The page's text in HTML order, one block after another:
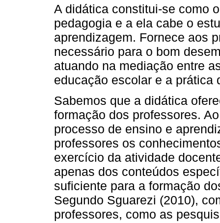
A didática constitui-se como
pedagogia e a ela cabe o
aprendizagem. Fornece aos
necessário para o bom
atuando na mediação entre
educação escolar e a prática
Sabemos que a didática
formação dos professores.
processo de ensino e
professores os
exercício da atividade
apenas dos conteúdos
suficiente para a formação
Segundo Sguarezi (2010),
professores, como as